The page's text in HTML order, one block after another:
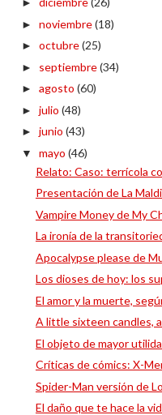
► noviembre(18)
► octubre(25)
► septiembre(34)
► agosto (60)
► julio (48)
► junio (43)
▼ mayo (46)
Relato: Caso: terrícola
Presentación de La
Vampire Money de My
La ironía de la
Apocalypse please de
Los dioses de hoy: los
El amor y la muerte,
A little sixteen candles,
El objeto de mayor
Críticas de cómics: X-
Spider-Man versión de
El daño que te hace la